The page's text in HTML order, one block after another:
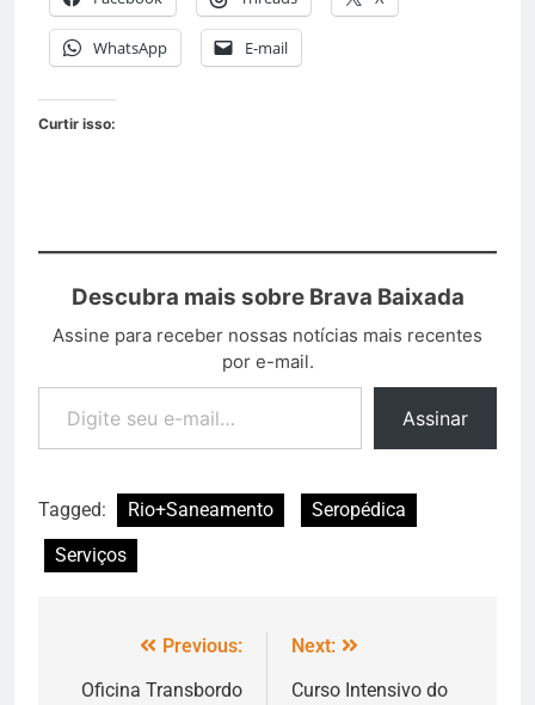
WhatsApp E-mail
Curtir isso:
Descubra mais sobre Brava Baixada
Assine para receber nossas notícias mais recentes
por e-mail.
Assinar
Tagged: Rio+Saneamento
Seropédica
Serviços
Previous:
Oficina Transbordo
Next:
Curso Intensivo do